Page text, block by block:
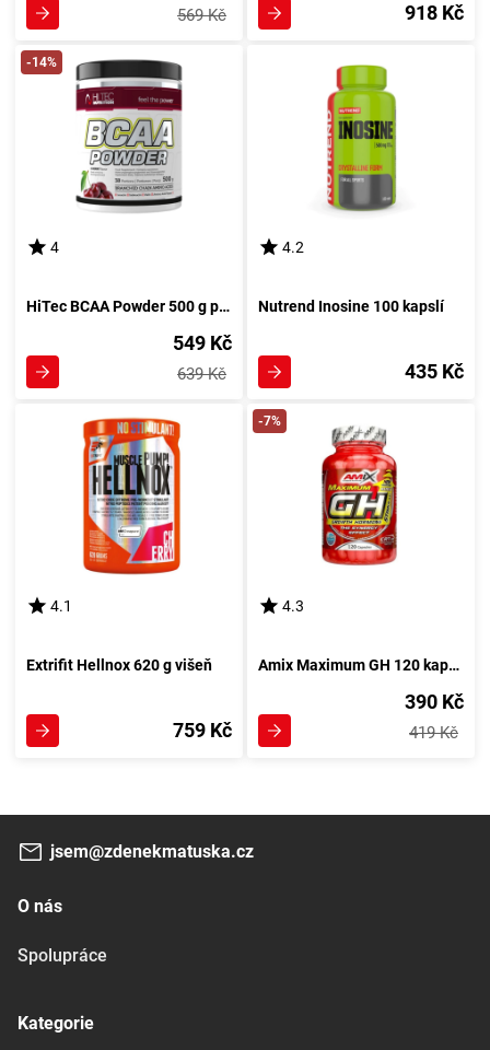
569 Kč 918 Kč
-14%
4
HiTec BCAA Powder 500 g pomeranč
549 Kč
639 Kč
4.2
Nutrend Inosine 100 kapslí
435 Kč
4.1
Extrifit Hellnox 620 g višeň
759 Kč
-7%
4.3
Amix Maximum GH 120 kapslí
390 Kč
419 Kč
jsem@zdenekmatuska.cz
O nás
Spolupráce
Kategorie